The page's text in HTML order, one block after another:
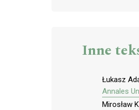
Inne
Łukasz
Annales
Mirosław